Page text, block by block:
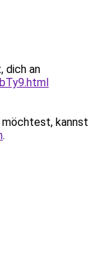
dich an
kannst
.